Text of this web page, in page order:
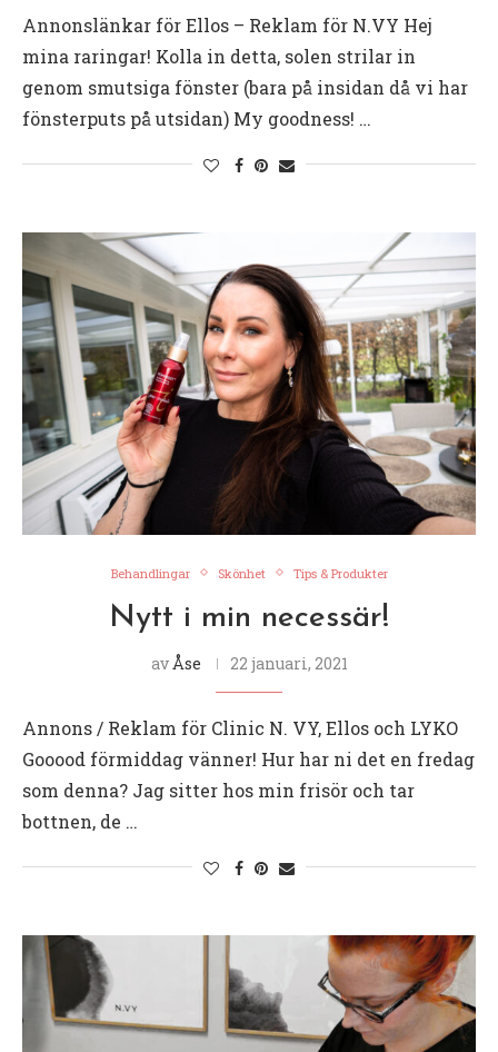
Annonslänkar för Ellos – Reklam för N.VY Hej
mina raringar! Kolla in detta, solen strilar in
genom smutsiga fönster (bara på insidan då vi har
fönsterputs på utsidan) My goodness! …
Behandlingar Skönhet Tips & Produkter
Nytt i min necessär!
av Åse 22 januari, 2021
Annons / Reklam för Clinic N. VY, Ellos och LYKO
Gooood förmiddag vänner! Hur har ni det en fredag
som denna? Jag sitter hos min frisör och tar
bottnen, de …